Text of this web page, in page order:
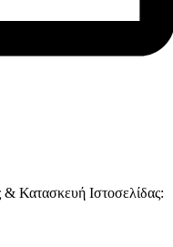
Κατασκευή Ιστοσελίδας: